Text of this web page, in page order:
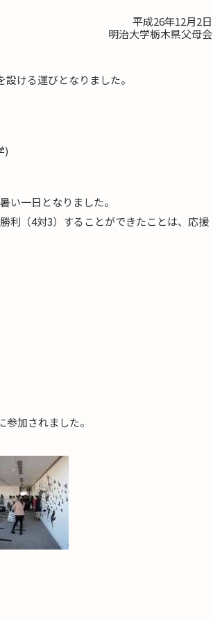
平成26年12月2日
明治大学栃木県父母会
ける運びとなりました。
)
い一日となりました。
利（4対3）することができたことは、応援
加されました。